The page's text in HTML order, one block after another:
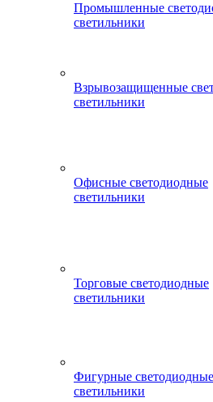
Промышленные
светильники
Взрывозащищенные
светильники
Офисные светодиодные
светильники
Торговые светодиодные
светильники
Фигурные светодиодные
светильники